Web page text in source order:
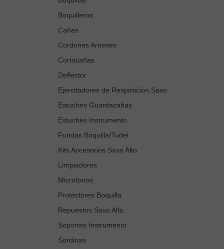
Boquilleros
Cañas
Cordones Arneses
Cortacañas
Deflector
Ejercitadores de Respiración Saxo
Estuches Guardacañas
Estuches Instrumento
Fundas Boquilla/Tudel
Kits Accesorios Saxo Alto
Limpiadores
Microfonos
Protectores Boquilla
Repuestos Saxo Alto
Soportes Instrumento
Sordinas